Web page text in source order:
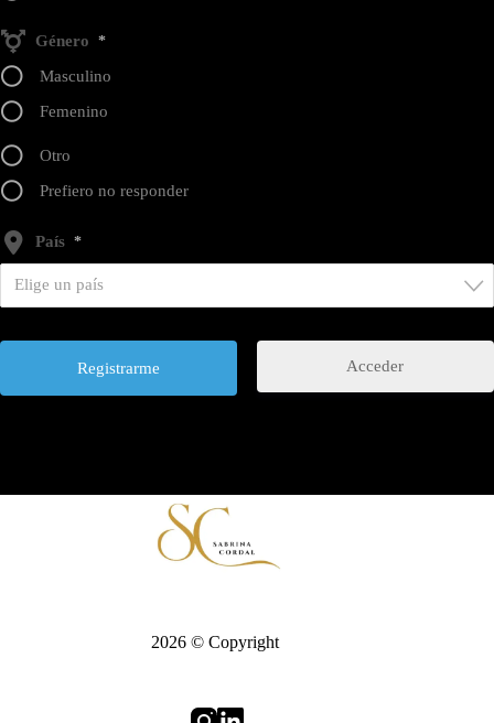
Género *
Masculino
Femenino
Otro
Prefiero no responder
País *
Elige un país
Acceder
2026 © Copyright